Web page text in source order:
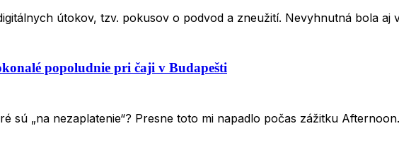
útokov, tzv. pokusov o podvod a zneužití. Nevyhnutná bola aj
popoludnie pri čaji v Budapešti
sú „na nezaplatenie“? Presne toto mi napadlo počas zážitku